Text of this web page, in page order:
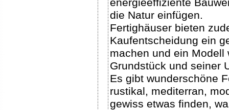
energieeffiziente
die Natur einfügen.
Fertighäuser bieten
Kaufentscheidung ein
machen und ein
Grundstück und seiner
Es gibt wunderschöne
rustikal, mediterran,
gewiss etwas finden,